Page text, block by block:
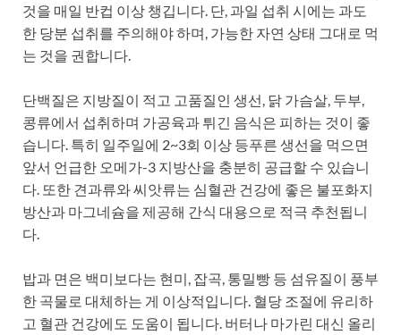
것을 매일 반컵 이상 챙깁니다. 단, 과일 섭취 시에는 과도
한 당분 섭취를 주의해야 하며, 가능한 자연 상태 그대로 먹
는 것을 권합니다.
단백질은 지방질이 적고 고품질인 생선, 닭 가슴살, 두부,
콩류에서 섭취하며 가공육과 튀긴 음식은 피하는 것이 좋
습니다. 특히 일주일에 2~3회 이상 등푸른 생선을 먹으면
앞서 언급한 오메가-3 지방산을 충분히 공급할 수 있습니
다. 또한 견과류와 씨앗류는 심혈관 건강에 좋은 불포화지
방산과 마그네슘을 제공해 간식 대용으로 적극 추천됩니
다.
밥과 면은 백미보다는 현미, 잡곡, 통밀빵 등 섬유질이 풍부
한 곡물로 대체하는 게 이상적입니다. 혈당 조절에 유리하
고 혈관 건강에도 도움이 됩니다. 버터나 마가린 대신 올리